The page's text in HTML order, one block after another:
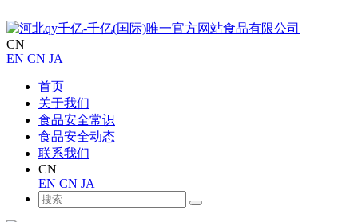
CN
EN CN JA
首页
关于我们
食品安全常识
食品安全动态
联系我们
CN
EN CN JA